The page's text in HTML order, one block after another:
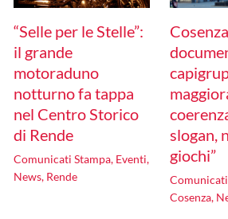
“Selle per le Stelle”:
il grande
motoraduno
notturno fa tappa
nel Centro Storico
di Rende
Comunicati Stampa, Eventi,
News, Rende
slogan,
giochi”
Cosenza,